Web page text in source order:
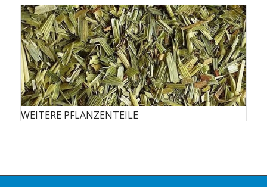
WEITERE PFLANZENTEILE